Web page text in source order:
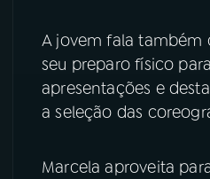
A jovem fala também
seu preparo físico
apresentações e
a seleção das
Marcela aproveita